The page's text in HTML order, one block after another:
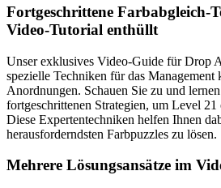
Fortgeschrittene Farbabgleich-
Video-Tutorial enthüllt
Unser exklusives Video-Guide für Drop
spezielle Techniken für das
Anordnungen. Schauen Sie zu und
fortgeschrittenen Strategien, um Level
Diese Expertentechniken helfen Ihnen
herausforderndsten Farbpuzzles zu lösen.
Mehrere Lösungsansätze im